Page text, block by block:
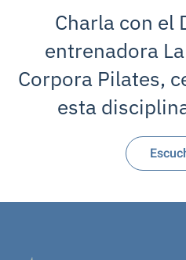
Charla con el
entrenadora
Corpora Pilates,
esta